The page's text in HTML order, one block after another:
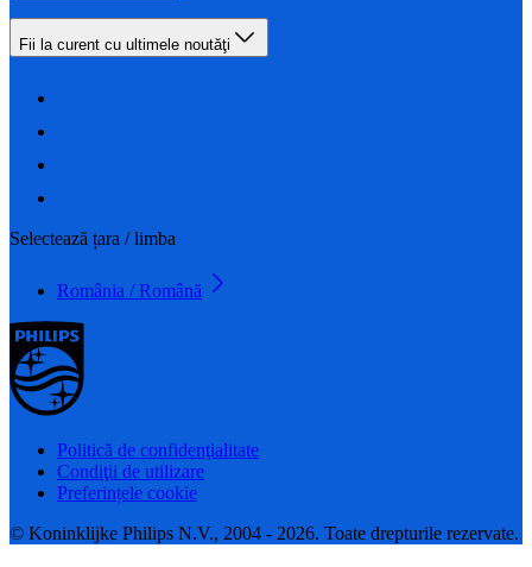
Fii la curent cu ultimele noutăţi
Selectează țara / limba
România / Română
Politică de confidenţialitate
Condiţii de utilizare
Preferințele cookie
© Koninklijke Philips N.V., 2004 - 2026. Toate drepturile rezervate.